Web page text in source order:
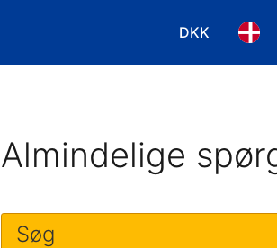
DKK
Vælg valuta.
Almindelige
Søg